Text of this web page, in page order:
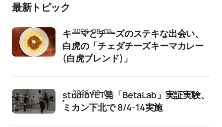
最新トピック
キーマとチーズのステキな出会い、
白虎の「チェダチーズキーマカレー
(白虎ブレンド)」
2026-08-05
studioYET発「BetaLab」実証実験、
ミカン下北で 8/4-14実施
2026-08-04